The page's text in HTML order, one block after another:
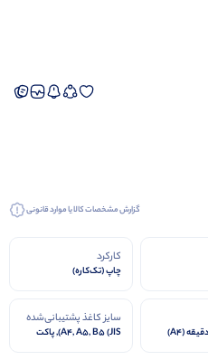
گزارش مشخصات کالا یا موارد قانونی
کارکرد
چاپ (تک‌کاره)
سایز کاغذ پشتیبانی‌شده
A4, A5, B5 (JIS), پاکت